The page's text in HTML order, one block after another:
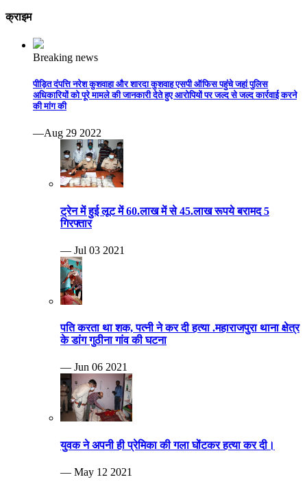
क्राइम
Breaking news
पीड़ित दंपत्ति नरेश कुशवाहा और शारदा कुशवाह एसपी ऑफिस पहुंचे जहां पुलिस
अधिकारियों को पूरे मामले की जानकारी देते हुए आरोपियों पर जल्द से जल्द कार्रवाई करने
की मांग की
—Aug 29 2022
ट्रेन में हुई लूट में 60.लाख में से 45.लाख रूपये बरामद 5
गिरफ्तार
— Jul 03 2021
पति करता था शक, पत्नी ने कर दी हत्या .महाराजपुरा थाना क्षेत्र
के डांग गुठीना गांव की घटना
— Jun 06 2021
युवक ने अपनी ही प्रेमिका की गला घोंटकर हत्या कर दी।
— May 12 2021